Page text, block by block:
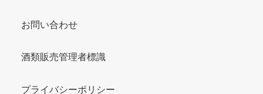
お問い合わせ
酒類販売管理者標識
プライバシーポリシー